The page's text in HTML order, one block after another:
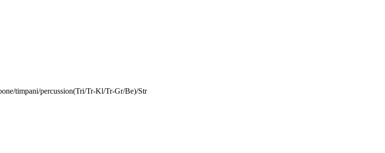
timpani/percussion(Tri/Tr-Kl/Tr-Gr/Be)/Str